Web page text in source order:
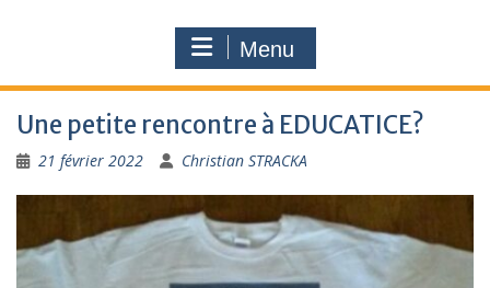
Menu
Une petite rencontre à EDUCATICE?
21 février 2022 Christian STRACKA